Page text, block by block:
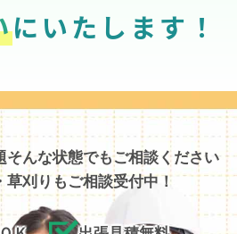
にいたします！
んな状態でもご相談ください
草刈りもご相談受付中！